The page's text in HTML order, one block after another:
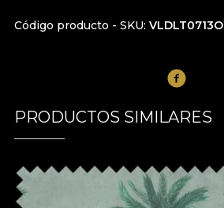
Código producto - SKU VLDLT0713O
PRODUCTOS SIMILARES